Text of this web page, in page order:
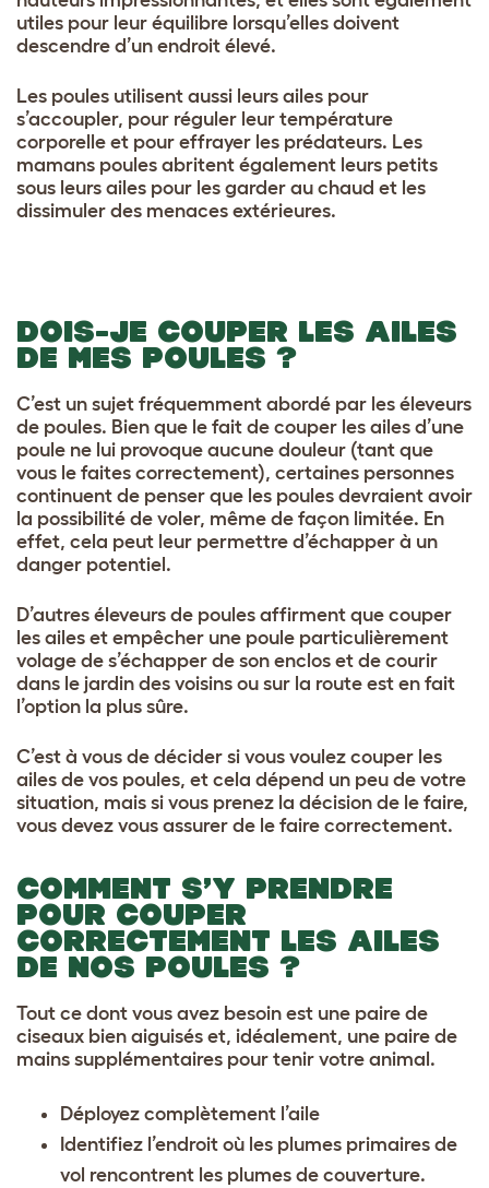
utiles pour leur équilibre lorsqu’elles doivent
descendre d’un endroit élevé.
Les poules utilisent aussi leurs ailes pour
s’accoupler, pour réguler leur température
corporelle et pour effrayer les prédateurs. Les
mamans poules abritent également leurs petits
sous leurs ailes pour les garder au chaud et les
dissimuler des menaces extérieures.
DOIS-JE COUPER LES AILES
DE MES POULES ?
C’est un sujet fréquemment abordé par les éleveurs
de poules. Bien que le fait de couper les ailes d’une
poule ne lui provoque aucune douleur (tant que
vous le faites correctement), certaines personnes
continuent de penser que les poules devraient avoir
la possibilité de voler, même de façon limitée. En
effet, cela peut leur permettre d’échapper à un
danger potentiel.
D’autres éleveurs de poules affirment que couper
les ailes et empêcher une poule particulièrement
volage de s’échapper de son enclos et de courir
dans le jardin des voisins ou sur la route est en fait
l’option la plus sûre.
C’est à vous de décider si vous voulez couper les
ailes de vos poules, et cela dépend un peu de votre
situation, mais si vous prenez la décision de le faire,
vous devez vous assurer de le faire correctement.
COMMENT S’Y PRENDRE
POUR COUPER
CORRECTEMENT LES AILES
DE NOS POULES ?
Tout ce dont vous avez besoin est une paire de
ciseaux bien aiguisés et, idéalement, une paire de
mains supplémentaires pour tenir votre animal.
Déployez complètement l’aile
Identifiez l’endroit où les plumes primaires de
vol rencontrent les plumes de couverture.